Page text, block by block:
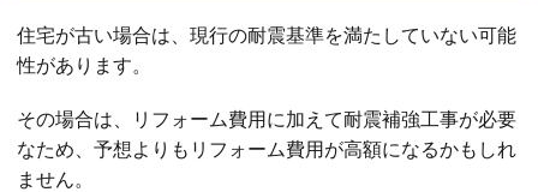
住宅が古い場合は、現行の耐震基準を満たしていない可能
性があります。
その場合は、リフォーム費用に加えて耐震補強工事が必要
なため、予想よりもリフォーム費用が高額になるかもしれ
ません。